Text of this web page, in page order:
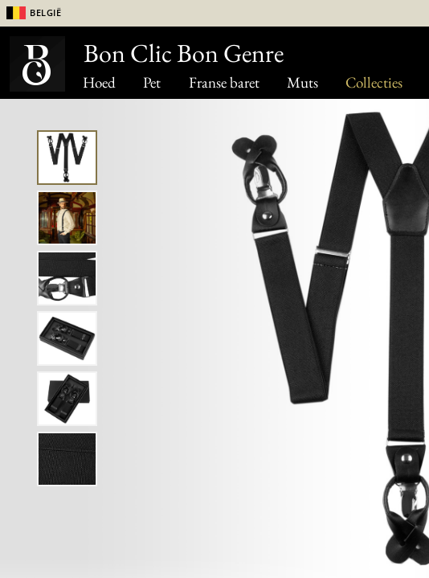
Hoed Pet Franse baret Muts Collecties
België
Bon Clic Bon Genre